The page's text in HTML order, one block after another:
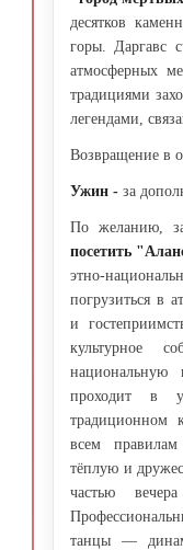
десятков
горы. Даргавс
атмосферных
традициями
легендами,
Возвращение в
Ужин - за
По желанию,
посетить
этно-
погрузиться в
и
культурное
проходит в
традиционном
всем правилам
тёплую и
частью
танцы —